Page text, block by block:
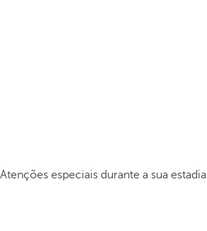
Atenções especiais durante a sua estadia